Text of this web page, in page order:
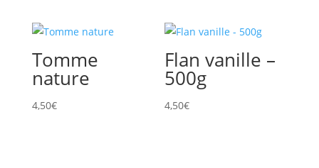
Tomme
nature
4,50€
Flan vanille –
500g
4,50€